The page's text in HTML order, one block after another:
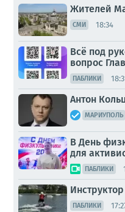
Жителей
СМИ 18:34
Всё под
вопрос
ПАБЛИКИ
Антон
МАРИУПОЛЬ
В День
для
ПАБЛИКИ
ПАБЛИКИ